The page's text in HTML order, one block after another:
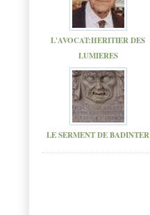
L'AVOCAT:HERITIER DES
LUMIERES
LE SERMENT DE BADINTER